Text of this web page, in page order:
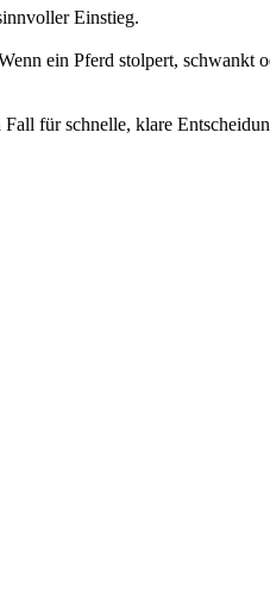
Einstieg.
ein Pferd stolpert, schwankt
Fall für schnelle, klare